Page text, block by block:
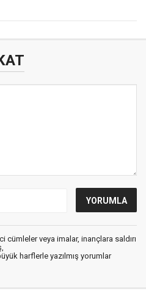
cümleler veya imalar, inançlara saldırı
harflerle yazılmış yorumlar